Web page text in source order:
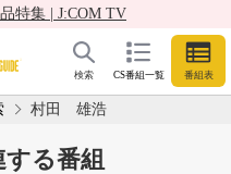
特集 | J:COM TV
CS番組一覧 番組表
検索
村田 雄浩
る番組